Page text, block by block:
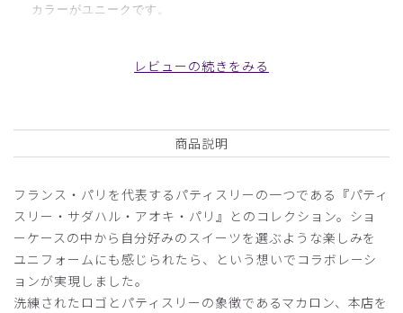
カラーがユニークです。
R65Scrub Canvas Club:Sadaharu AOKI parisス
クラブトップス(男女兼用)/グリーン/L
J様
購入確認済み
2026-03-14
50代 身長:156-160cm 51-55kg
スクラブ
レビューの続きをみる
商品説明
フランス・パリを代表するパティスリーの一つである『パティ
スリー・サダハル・アオキ・パリ』とのコレクション。ショ
ーケースの中から自分好みのスイーツを選ぶような楽しみを
ユニフォームにも感じられたら、という想いでコラボレーシ
ョンが実現しました。
洗練されたロゴとパティスリーの象徴であるマカロン、本店を